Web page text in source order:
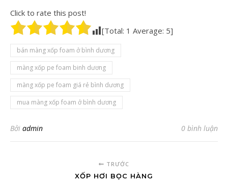
Click to rate this post!
[Total: 1 Average: 5]
bán màng xốp foam ở bình dương
màng xốp pe foam binh dương
màng xốp pe foam giá rẻ bình dương
mua màng xốp foam ở bình dương
Bởi admin 0 bình luận
TRƯỚC
XỐP HƠI BỌC HÀNG